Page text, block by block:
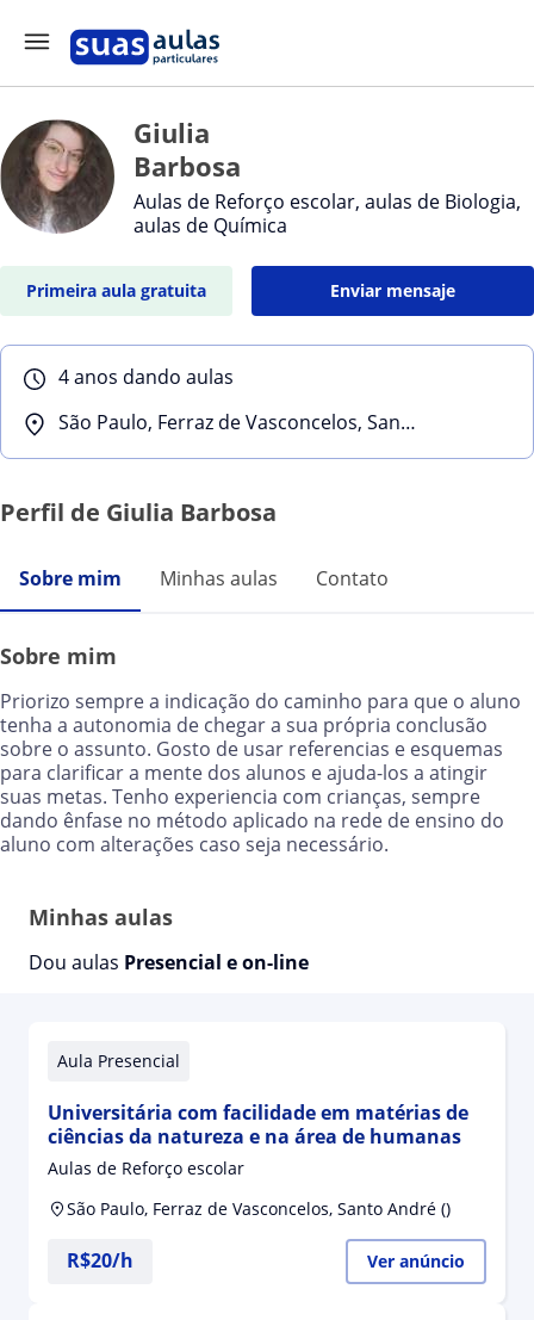
Giulia
Barbosa
Aulas de Reforço escolar, aulas de Biologia,
aulas de Química
Primeira aula gratuita Enviar mensaje
4 anos dando aulas
São Paulo, Ferraz de Vasconcelos, Santo André ()
Perfil de Giulia Barbosa
Sobre mim Minhas aulas Contato
Sobre mim
Priorizo sempre a indicação do caminho para que o aluno
tenha a autonomia de chegar a sua própria conclusão
sobre o assunto. Gosto de usar referencias e esquemas
para clarificar a mente dos alunos e ajuda-los a atingir
suas metas. Tenho experiencia com crianças, sempre
dando ênfase no método aplicado na rede de ensino do
aluno com alterações caso seja necessário.
Minhas aulas
Dou aulas Presencial e on-line
Aula Presencial
Universitária com facilidade em matérias de
ciências da natureza e na área de humanas
Aulas de Reforço escolar
São Paulo, Ferraz de Vasconcelos, Santo André ()
R$20/h Ver anúncio